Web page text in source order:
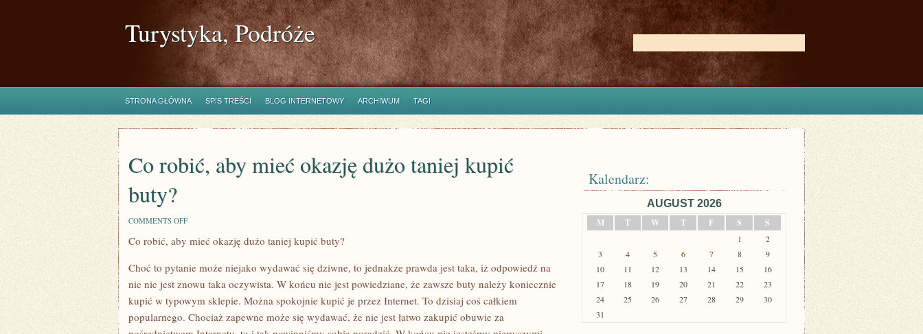
Turystyka, Podróże
STRONA GŁÓWNA SPIS TREŚCI BLOG INTERNETOWY ARCHIWUM TAGI
Co robić, aby mieć okazję dużo taniej kupić
buty?
COMMENTS OFFON
ROBIĆ,
OKAZJĘ
DUŻO
KUPIĆ
BUTY?
Co robić, aby mieć okazję dużo taniej kupić buty?
Choć to pytanie może niejako wydawać się dziwne, to jednakże prawda jest taka, iż odpowiedź na
nie nie jest znowu taka oczywista. W końcu nie jest powiedziane, że zawsze buty należy koniecznie
kupić w typowym sklepie. Można spokojnie kupić je przez Internet. To dzisiaj coś całkiem
popularnego. Chociaż zapewne może się wydawać, że nie jest łatwo zakupić obuwie za
Kalendarz:
AUGUST 2026
M
T W T F S S
1
2
3
4 5 6 7 8
9
10
11 12 13 14 15
16
17
18 19 20 21 22
23
24
25 26 27 28 29
30
31